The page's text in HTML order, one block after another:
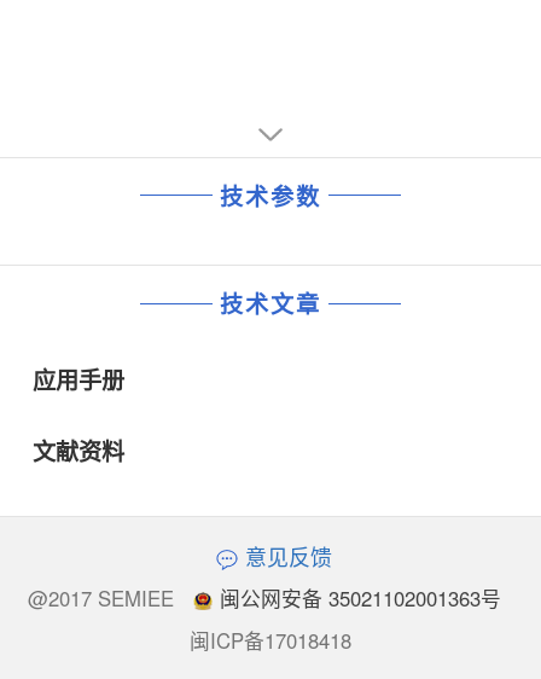
技术参数
技术文章
应用手册
文献资料
意见反馈
@2017 SEMIEE
闽公网安备 35021102001363号
闽ICP备17018418